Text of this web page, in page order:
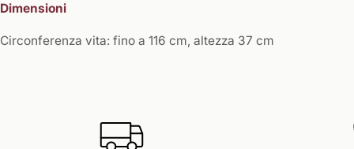
Dimensioni
Circonferenza vita: fino a 116 cm, altezza 37 cm